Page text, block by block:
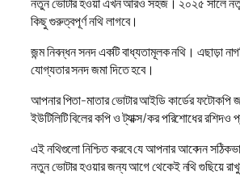
কিছু গুরুত্বপূর্ণ নথি লাগবে।
জন্ম নিবন্ধন সনদ একটি বাধ্যতামূলক নথি। এছাড়া
যোগ্যতার সনদ জমা দিতে হবে।
আপনার পিতা-মাতার ভোটার আইডি কার্ডের ফটোকপি
ইউটিলিটি বিলের কপি ও ট্যাক্স/কর পরিশোধের
এই নথিগুলো নিশ্চিত করবে যে আপনার আবেদন
নতুন ভোটার হওয়ার জন্য আগে থেকেই নথি গুছিয়ে